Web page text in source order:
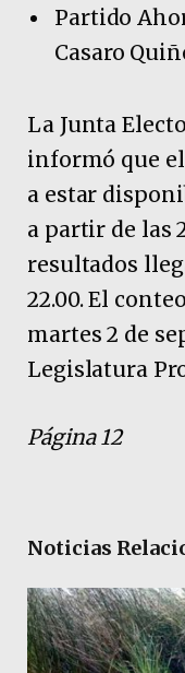
Partido
Casaro
La Junta
informó que
a estar
a partir de las
resultados
22.00. El
martes 2 de
Legislatura
Página 12
Noticias